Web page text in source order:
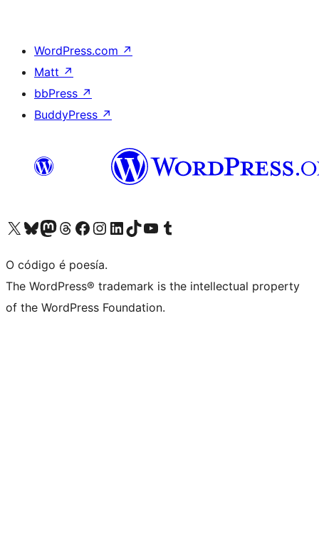
WordPress.com ↗
Matt ↗
bbPress ↗
BuddyPress ↗
Visita la cuenta de X (anteriormente Twitter)
Visita a nosa conta de Bluesky
Visita a nosa conta de Mastodon
Visita a nosa conta de Threads
Visita a nosa páxina de Facebook
Visita a nosa conta de Instagram
Visita a nosa conta de LinkedIn
Visita a nosa conta de TikTok
Visita a nosa canle de YouTube
Visita a nosa conta de Tumblr
O código é poesía.
The WordPress® trademark is the intellectual property
of the WordPress Foundation.